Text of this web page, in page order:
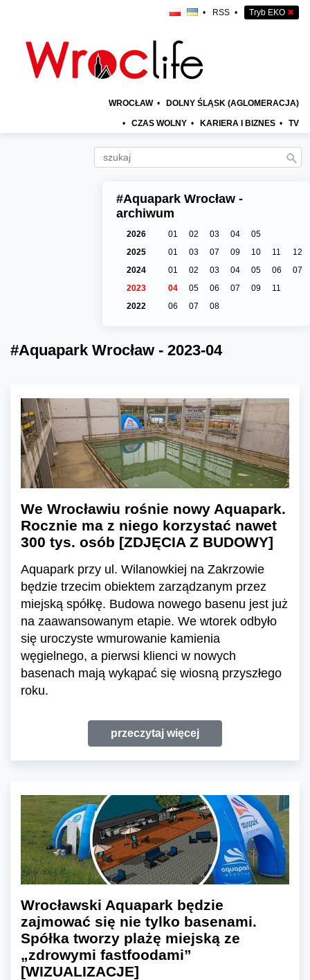
• RSS • Tryb EKO ✖
WROCŁAW • DOLNY ŚLĄSK (AGLOMERACJA)
• CZAS WOLNY • KARIERA I BIZNES • TV
#Aquapark Wrocław -
archiwum
2026 01 02 03 04
05
2025
01 03 07 09 10 11
12
2024
01 02 03 04 05 06
07
2023
04 05 06 07 09
11
2022
06 07 08
#Aquapark Wrocław - 2023-04
We Wrocławiu rośnie nowy Aquapark.
Rocznie ma z niego korzystać nawet
300 tys. osób [ZDJĘCIA Z BUDOWY]
Aquapark przy ul. Wilanowkiej na Zakrzowie
będzie trzecim obiektem zarządzanym przez
miejską spółkę. Budowa nowego basenu jest już
na zaawansowanym etapie. We wtorek odbyło
się uroczyste wmurowanie kamienia
węgielnego, a pierwsi klienci w nowych
basenach mają wykąpać się wiosną przyszłego
roku.
przeczytaj więcej
Wrocławski Aquapark będzie
zajmować się nie tylko basenami.
Spółka tworzy plażę miejską ze
„zdrowymi fastfoodami”
[WIZUALIZACJE]